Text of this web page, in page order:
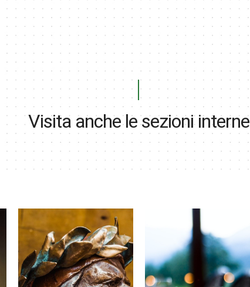
Visita anche le sezioni interne